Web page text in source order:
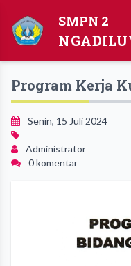
SMPN 2
Program Kerja
Senin, 15 Juli 2024
Administrator
0 komentar